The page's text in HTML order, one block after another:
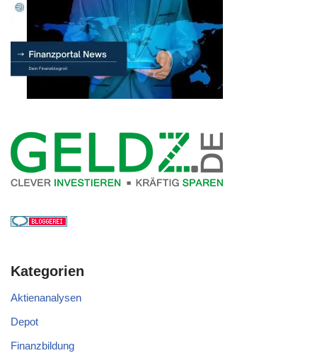
Kategorien
Aktienanalysen
Depot
Finanzbildung